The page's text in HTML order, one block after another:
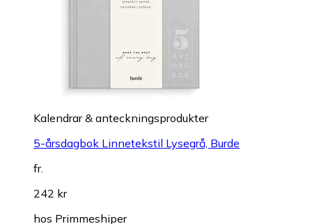
Kalendrar & anteckningsprodukter
5-årsdagbok Linnetekstil Lysegrå, Burde
fr.
242 kr
hos Primmeshiper